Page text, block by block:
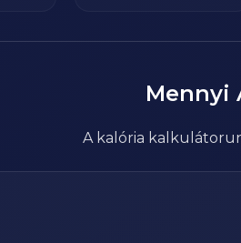
Mennyi
A kalória